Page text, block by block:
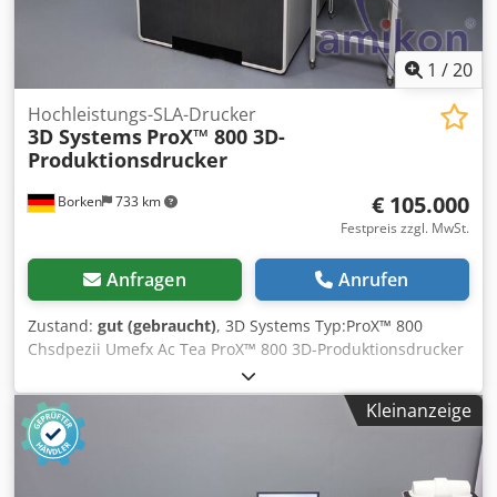
1 /20
Borken 733 km
Hochleistungs-SLA-Drucker
3D Systems ProX™ 800 3D-
Produktionsdrucker
€ 105.000
Festpreis zzgl. MwSt.
Anfragen Anrufen
Zustand: gut (gebraucht), 3D Systems Typ:ProX™ 800
Chsdpezii Umefx Ac Tea ProX™ 800 3D-Produktionsdrucker
von 3D Systems – Hochleistungs-SLA-Drucker Anlage
wurde regelmäßig gewartet Betriebsstunden: 18.700
(Stand: 18.04.2023) Nach dem 18.04.2023 nicht mehr in
Betrieb genommen Hinweis: Jährliche Wartung bis zur
Demontage durchgeführt Zum Verkauf steht ein
gebrauchter ProX 800 Stereolithografie (SLA)
Kleinanzeige